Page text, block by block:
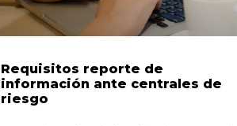
Requisitos reporte de
información ante centrales de
riesgo